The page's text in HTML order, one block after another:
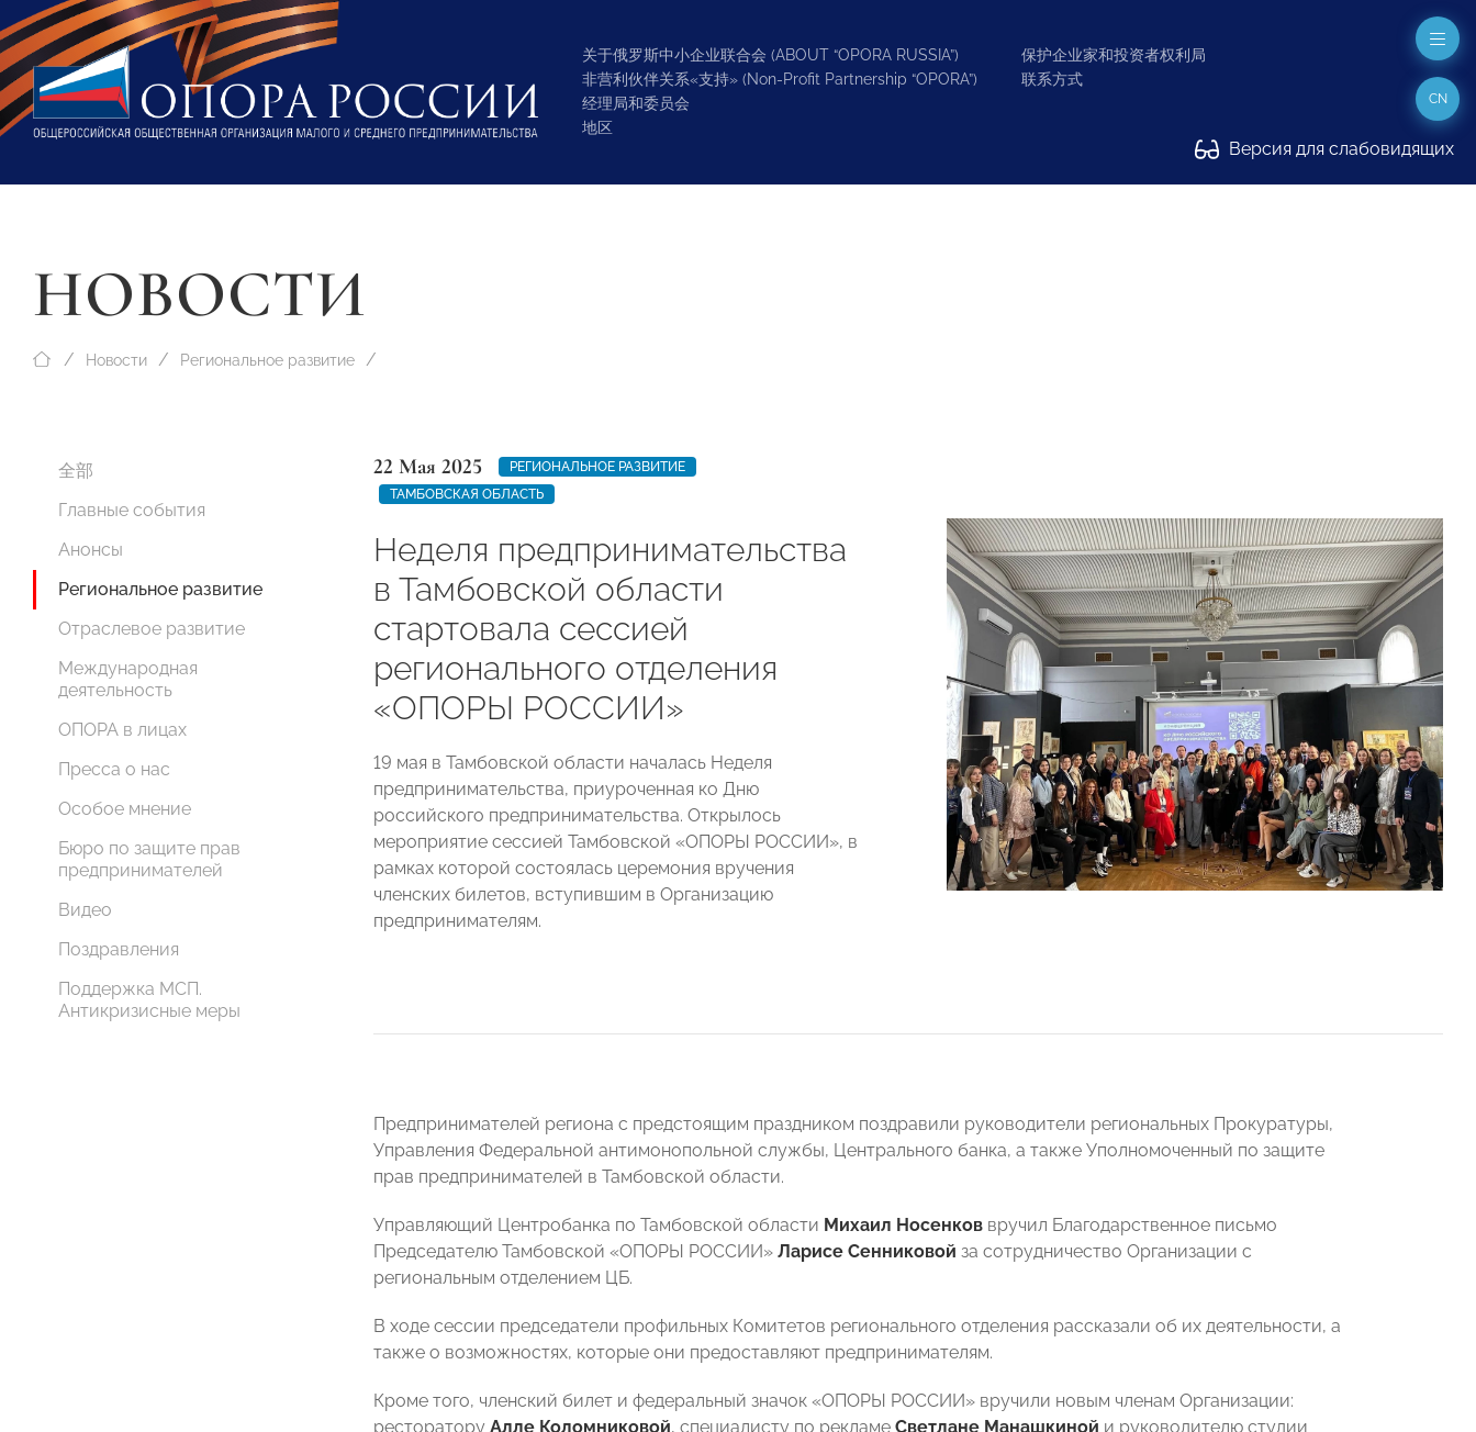
关于俄罗斯中小企业联合会 (ABOUT “OPORA RUSSIA”)
非营利伙伴关系«支持» (Non-Profit Partnership “OPORA”)
经理局和委员会
地区
保护企业家和投资者权利局
联系方式
Версия для слабовидящих
CN
НОВОСТИ
Новости Региональное развитие
全部
Главные события
Анонсы
Региональное развитие
Отраслевое развитие
Международная
деятельность
ОПОРА в лицах
Пресса о нас
Особое мнение
Бюро по защите прав
предпринимателей
Видео
Поздравления
Поддержка МСП.
Антикризисные меры
22 Мая 2025
РЕГИОНАЛЬНОЕ РАЗВИТИЕ
ТАМБОВСКАЯ ОБЛАСТЬ
Неделя предпринимательства
в Тамбовской области
стартовала сессией
регионального отделения
«ОПОРЫ РОССИИ»
19 мая в Тамбовской области началась Неделя
предпринимательства, приуроченная ко Дню
российского предпринимательства. Открылось
мероприятие сессией Тамбовской «ОПОРЫ РОССИИ», в
рамках которой состоялась церемония вручения
членских билетов, вступившим в Организацию
предпринимателям.
Предпринимателей региона с предстоящим праздником поздравили руководители региональных Прокуратуры,
Управления Федеральной антимонопольной службы, Центрального банка, а также Уполномоченный по защите
прав предпринимателей в Тамбовской области.
Управляющий Центробанка по Тамбовской области Михаил Носенков вручил Благодарственное письмо
Председателю Тамбовской «ОПОРЫ РОССИИ» Ларисе Сенниковой за сотрудничество Организации с
региональным отделением ЦБ.
В ходе сессии председатели профильных Комитетов регионального отделения рассказали об их деятельности, а
также о возможностях, которые они предоставляют предпринимателям.
Кроме того, членский билет и федеральный значок «ОПОРЫ РОССИИ» вручили новым членам Организации:
ресторатору Алле Коломниковой, специалисту по рекламе Светлане Манашкиной и руководителю студии